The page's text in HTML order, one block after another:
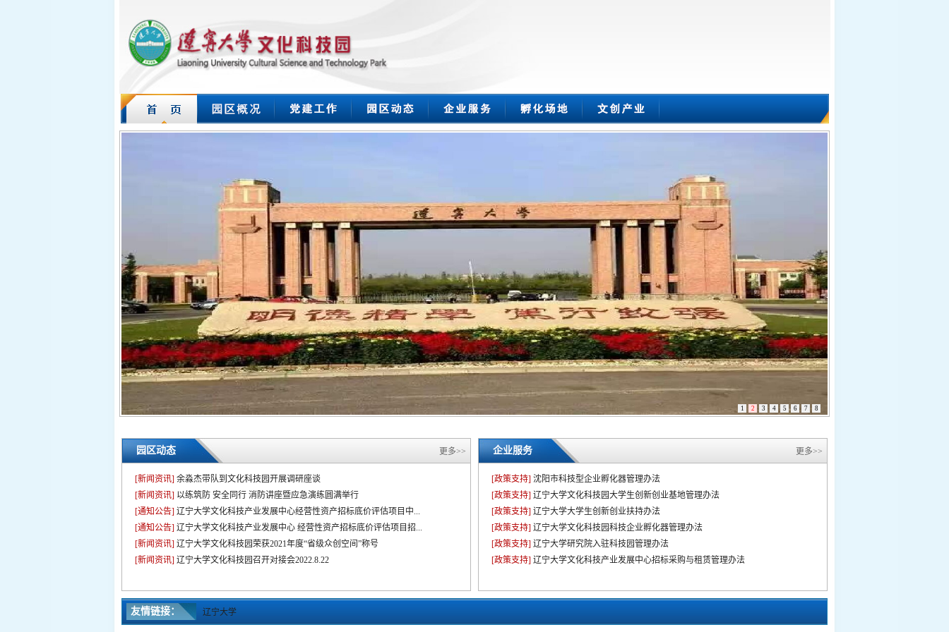
1 2 3 4 5 6 7 8
园区动态 更多>>
[新闻资讯] 余淼杰带队到文化科技园开展调研座谈
[新闻资讯] 以练筑防 安全同行 消防讲座暨应急演练圆满举行
[通知公告] 辽宁大学文化科技产业发展中心经营性资产招标底价评估项目中...
[通知公告] 辽宁大学文化科技产业发展中心 经营性资产招标底价评估项目招...
[新闻资讯] 辽宁大学文化科技园荣获2021年度“省级众创空间”称号
[新闻资讯] 辽宁大学文化科技园召开对接会2022.8.22
企业服务 更多>>
[政策支持] 沈阳市科技型企业孵化器管理办法
[政策支持] 辽宁大学文化科技园大学生创新创业基地管理办法
[政策支持] 辽宁大学大学生创新创业扶持办法
[政策支持] 辽宁大学文化科技园科技企业孵化器管理办法
[政策支持] 辽宁大学研究院入驻科技园管理办法
[政策支持] 辽宁大学文化科技产业发展中心招标采购与租赁管理办法
友情链接： 辽宁大学